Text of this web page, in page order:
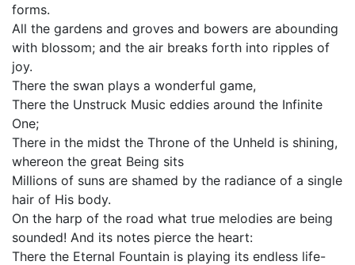
forms.
All the gardens and groves and bowers are abounding
with blossom; and the air breaks forth into ripples of
joy.
There the swan plays a wonderful game,
There the Unstruck Music eddies around the Infinite
One;
There in the midst the Throne of the Unheld is shining,
whereon the great Being sits
Millions of suns are shamed by the radiance of a single
hair of His body.
On the harp of the road what true melodies are being
sounded! And its notes pierce the heart:
There the Eternal Fountain is playing its endless life-